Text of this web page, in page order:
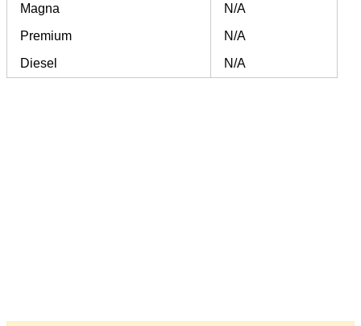
Magna
N/A
Premium
N/A
Diesel
N/A